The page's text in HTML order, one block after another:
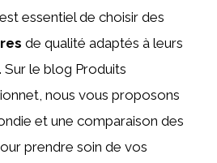
essentiel de choisir des
de qualité adaptés à leurs
Sur le blog Produits
nous vous proposons
et une comparaison des
prendre soin de vos